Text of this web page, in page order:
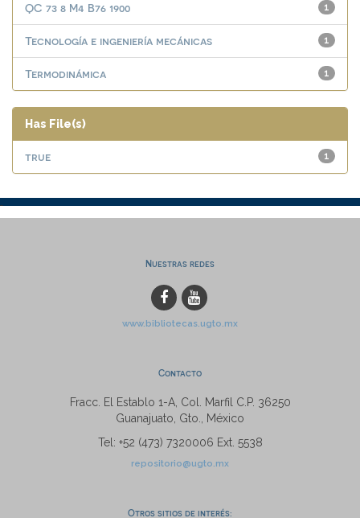
1
QC 73 8 M4 B76 1900
1
Tecnología e ingeniería mecánicas
1
Termodinámica
Has File(s)
1
true
Nuestras redes
www.bibliotecas.ugto.mx
Contacto
Fracc. El Establo 1-A, Col. Marfil C.P. 36250
Guanajuato, Gto., México
Tel: +52 (473) 7320006 Ext. 5538
repositorio@ugto.mx
Otros sitios de interés: